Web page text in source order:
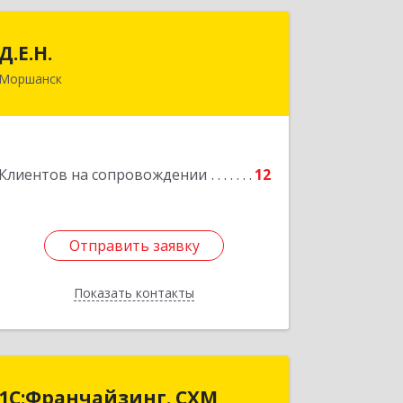
Д.Е.Н.
Моршанск
Клиентов на сопровождении 12
Отправить заявку
Показать контакты
393950, Тамбовская обл, Моршанск г,
Отправить заявку
Назад
1С:Франчайзинг. СХМ
1С:Франчайзинг. СХМ